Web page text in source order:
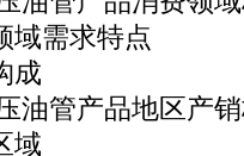
需求特点
管产品地区产销